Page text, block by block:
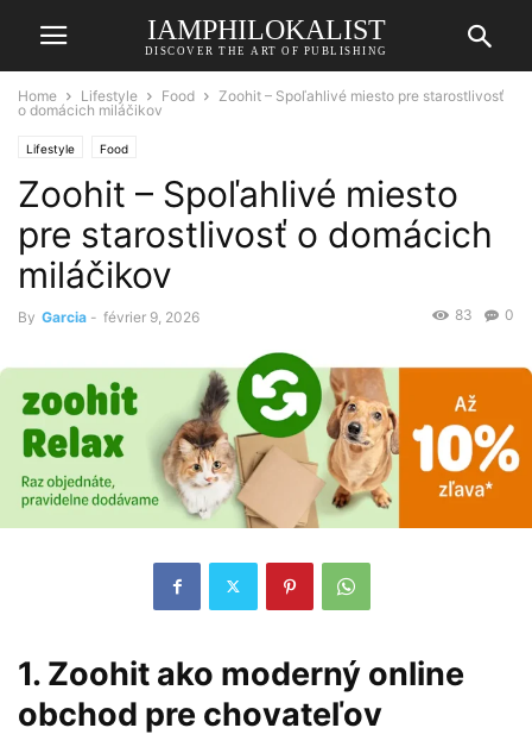
IAMPHILOKALIST
DISCOVER THE ART OF PUBLISHING
Home Lifestyle Food
Zoohit – Spoľahlivé miesto pre starostlivosť
o domácich miláčikov
Lifestyle Food
Zoohit – Spoľahlivé miesto
pre starostlivosť o domácich
miláčikov
By Garcia - février 9, 2026 0
83
1. Zoohit ako moderný online
obchod pre chovateľov